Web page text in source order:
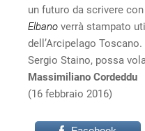
un futuro da scrivere
Elbano verrà stampato
dell’Arcipelago
Sergio Staino, possa
Massimiliano Cordeddu
(16 febbraio 2016)